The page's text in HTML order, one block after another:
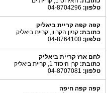
טלפון:
קפה קפה קריית ביאליק
כתובת: קניון הקריון, קריית ביאליק
טלפון:
לחם ארז קריית ביאליק
כתובת: קרן היסוד 1, קריית ביאליק
טלפון:
קפה קפה חיפה